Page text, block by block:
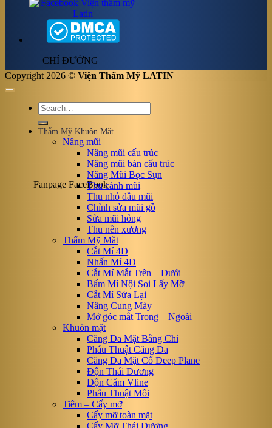
CHỈ ĐƯỜNG
Fanpage FaceBook
Copyright 2026 © Viện Thẩm Mỹ LATIN
Thẩm Mỹ Khuôn Mặt
Nâng mũi
Nâng mũi cấu trúc
Nâng mũi bán cấu trúc
Nâng Mũi Bọc Sụn
Thu cánh mũi
Thu nhỏ đầu mũi
Chỉnh sửa mũi gồ
Sửa mũi hỏng
Thu nền xương
Thẩm Mỹ Mắt
Cắt Mí 4D
Nhấn Mí 4D
Cắt Mí Mắt Trên – Dưới
Bấm Mí Nội Soi Lấy Mỡ
Cắt Mí Sửa Lại
Nâng Cung Mày
Mở góc mắt Trong – Ngoài
Khuôn mặt
Căng Da Mặt Bằng Chỉ
Phẫu Thuật Căng Da
Căng Da Mặt Cổ Deep Plane
Độn Thái Dương
Độn Cằm Vline
Phẫu Thuật Môi
Tiêm – Cấy mỡ
Cấy mỡ toàn mặt
Cấy Mỡ Thái Dương